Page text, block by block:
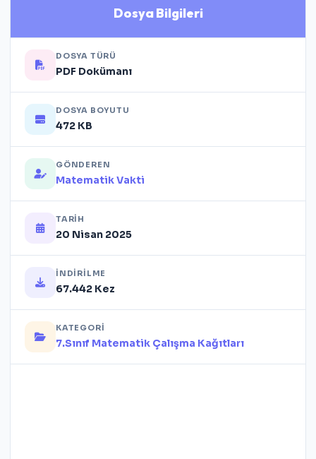
Dosya Bilgileri
DOSYA TÜRÜ
PDF Dokümanı
DOSYA BOYUTU
472 KB
GÖNDEREN
Matematik Vakti
TARIH
20 Nisan 2025
İNDIRILME
67.442 Kez
KATEGORI
7.Sınıf Matematik Çalışma Kağıtları